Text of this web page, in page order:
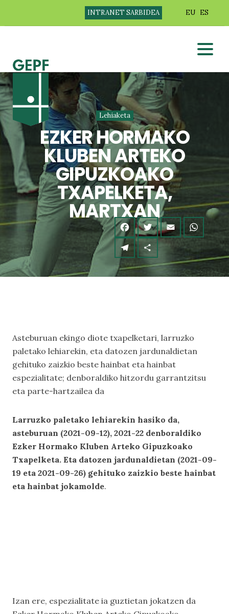
INTRANET SARBIDEA EU ES
Lehiaketa
EZKER HORMAKO
KLUBEN ARTEKO
GIPUZKOAKO
TXAPELKETA,
MARTXAN
Asteburuan ekingo diote txapelketari, larruzko
paletako lehiarekin, eta datozen jardunaldietan
gehituko zaizkio beste hainbat eta hainbat
espezialitate; denboraldiko hitzordu garrantzitsu
eta parte-hartzailea da
Larruzko paletako lehiarekin hasiko da,
asteburuan (2021-09-12), 2021-22 denboraldiko
Ezker Hormako Kluben Arteko Gipuzkoako
Txapelketa. Eta datozen jardunaldietan (2021-09-
19 eta 2021-09-26) gehituko zaizkio beste hainbat
eta hainbat jokamolde.
Izan ere, espezialitate ia guztietan jokatzen da